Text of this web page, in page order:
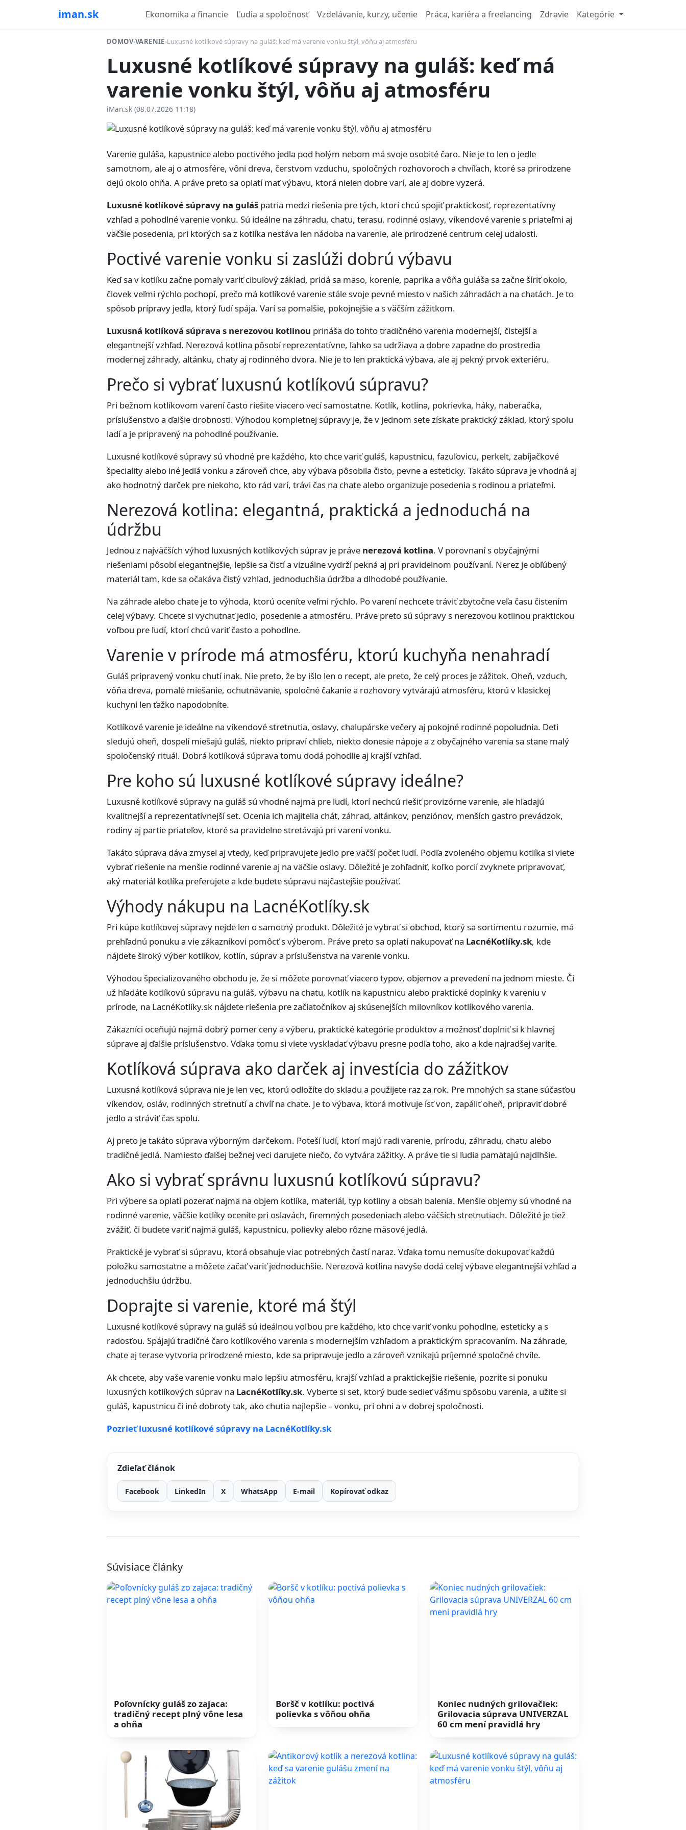
iman.sk Ekonomika a financie Ľudia a spoločnosť Vzdelávanie, kurzy, učenie Práca, kariéra a freelancing Zdravie Kategórie
DOMOV›VARENIE›Luxusné kotlíkové súpravy na guláš: keď má varenie vonku štýl, vôňu aj atmosféru
Luxusné kotlíkové súpravy na guláš: keď má
varenie vonku štýl, vôňu aj atmosféru
iMan.sk (08.07.2026 11:18)
Varenie guláša, kapustnice alebo poctivého jedla pod holým nebom má svoje osobité čaro. Nie je to len o jedle
samotnom, ale aj o atmosfére, vôni dreva, čerstvom vzduchu, spoločných rozhovoroch a chvíľach, ktoré sa prirodzene
dejú okolo ohňa. A práve preto sa oplatí mať výbavu, ktorá nielen dobre varí, ale aj dobre vyzerá.
Luxusné kotlíkové súpravy na guláš patria medzi riešenia pre tých, ktorí chcú spojiť praktickosť, reprezentatívny
vzhľad a pohodlné varenie vonku. Sú ideálne na záhradu, chatu, terasu, rodinné oslavy, víkendové varenie s priateľmi aj
väčšie posedenia, pri ktorých sa z kotlíka nestáva len nádoba na varenie, ale prirodzené centrum celej udalosti.
Poctivé varenie vonku si zaslúži dobrú výbavu
Keď sa v kotlíku začne pomaly variť cibuľový základ, pridá sa mäso, korenie, paprika a vôňa guláša sa začne šíriť okolo,
človek veľmi rýchlo pochopí, prečo má kotlíkové varenie stále svoje pevné miesto v našich záhradách a na chatách. Je to
spôsob prípravy jedla, ktorý ľudí spája. Varí sa pomalšie, pokojnejšie a s väčším zážitkom.
Luxusná kotlíková súprava s nerezovou kotlinou prináša do tohto tradičného varenia modernejší, čistejší a
elegantnejší vzhľad. Nerezová kotlina pôsobí reprezentatívne, ľahko sa udržiava a dobre zapadne do prostredia
modernej záhrady, altánku, chaty aj rodinného dvora. Nie je to len praktická výbava, ale aj pekný prvok exteriéru.
Prečo si vybrať luxusnú kotlíkovú súpravu?
Pri bežnom kotlíkovom varení často riešite viacero vecí samostatne. Kotlík, kotlina, pokrievka, háky, naberačka,
príslušenstvo a ďalšie drobnosti. Výhodou kompletnej súpravy je, že v jednom sete získate praktický základ, ktorý spolu
ladí a je pripravený na pohodlné používanie.
Luxusné kotlíkové súpravy sú vhodné pre každého, kto chce variť guláš, kapustnicu, fazuľovicu, perkelt, zabíjačkové
špeciality alebo iné jedlá vonku a zároveň chce, aby výbava pôsobila čisto, pevne a esteticky. Takáto súprava je vhodná aj
ako hodnotný darček pre niekoho, kto rád varí, trávi čas na chate alebo organizuje posedenia s rodinou a priateľmi.
Nerezová kotlina: elegantná, praktická a jednoduchá na
údržbu
Jednou z najväčších výhod luxusných kotlíkových súprav je práve nerezová kotlina. V porovnaní s obyčajnými
riešeniami pôsobí elegantnejšie, lepšie sa čistí a vizuálne vydrží pekná aj pri pravidelnom používaní. Nerez je obľúbený
materiál tam, kde sa očakáva čistý vzhľad, jednoduchšia údržba a dlhodobé používanie.
Na záhrade alebo chate je to výhoda, ktorú oceníte veľmi rýchlo. Po varení nechcete tráviť zbytočne veľa času čistením
celej výbavy. Chcete si vychutnať jedlo, posedenie a atmosféru. Práve preto sú súpravy s nerezovou kotlinou praktickou
voľbou pre ľudí, ktorí chcú variť často a pohodlne.
Varenie v prírode má atmosféru, ktorú kuchyňa nenahradí
Guláš pripravený vonku chutí inak. Nie preto, že by išlo len o recept, ale preto, že celý proces je zážitok. Oheň, vzduch,
vôňa dreva, pomalé miešanie, ochutnávanie, spoločné čakanie a rozhovory vytvárajú atmosféru, ktorú v klasickej
kuchyni len ťažko napodobníte.
Kotlíkové varenie je ideálne na víkendové stretnutia, oslavy, chalupárske večery aj pokojné rodinné popoludnia. Deti
sledujú oheň, dospelí miešajú guláš, niekto pripraví chlieb, niekto donesie nápoje a z obyčajného varenia sa stane malý
spoločenský rituál. Dobrá kotlíková súprava tomu dodá pohodlie aj krajší vzhľad.
Pre koho sú luxusné kotlíkové súpravy ideálne?
Luxusné kotlíkové súpravy na guláš sú vhodné najmä pre ľudí, ktorí nechcú riešiť provizórne varenie, ale hľadajú
kvalitnejší a reprezentatívnejší set. Ocenia ich majitelia chát, záhrad, altánkov, penziónov, menších gastro prevádzok,
rodiny aj partie priateľov, ktoré sa pravidelne stretávajú pri varení vonku.
Takáto súprava dáva zmysel aj vtedy, keď pripravujete jedlo pre väčší počet ľudí. Podľa zvoleného objemu kotlíka si viete
vybrať riešenie na menšie rodinné varenie aj na väčšie oslavy. Dôležité je zohľadniť, koľko porcií zvyknete pripravovať,
aký materiál kotlíka preferujete a kde budete súpravu najčastejšie používať.
Výhody nákupu na LacnéKotlíky.sk
Pri kúpe kotlíkovej súpravy nejde len o samotný produkt. Dôležité je vybrať si obchod, ktorý sa sortimentu rozumie, má
prehľadnú ponuku a vie zákazníkovi pomôcť s výberom. Práve preto sa oplatí nakupovať na LacnéKotlíky.sk, kde
nájdete široký výber kotlíkov, kotlín, súprav a príslušenstva na varenie vonku.
Výhodou špecializovaného obchodu je, že si môžete porovnať viacero typov, objemov a prevedení na jednom mieste. Či
už hľadáte kotlíkovú súpravu na guláš, výbavu na chatu, kotlík na kapustnicu alebo praktické doplnky k vareniu v
prírode, na LacnéKotlíky.sk nájdete riešenia pre začiatočníkov aj skúsenejších milovníkov kotlíkového varenia.
Zákazníci oceňujú najmä dobrý pomer ceny a výberu, praktické kategórie produktov a možnosť doplniť si k hlavnej
súprave aj ďalšie príslušenstvo. Vďaka tomu si viete vyskladať výbavu presne podľa toho, ako a kde najradšej varíte.
Kotlíková súprava ako darček aj investícia do zážitkov
Luxusná kotlíková súprava nie je len vec, ktorú odložíte do skladu a použijete raz za rok. Pre mnohých sa stane súčasťou
víkendov, osláv, rodinných stretnutí a chvíľ na chate. Je to výbava, ktorá motivuje ísť von, zapáliť oheň, pripraviť dobré
jedlo a stráviť čas spolu.
Aj preto je takáto súprava výborným darčekom. Poteší ľudí, ktorí majú radi varenie, prírodu, záhradu, chatu alebo
tradičné jedlá. Namiesto ďalšej bežnej veci darujete niečo, čo vytvára zážitky. A práve tie si ľudia pamätajú najdlhšie.
Ako si vybrať správnu luxusnú kotlíkovú súpravu?
Pri výbere sa oplatí pozerať najmä na objem kotlíka, materiál, typ kotliny a obsah balenia. Menšie objemy sú vhodné na
rodinné varenie, väčšie kotlíky oceníte pri oslavách, firemných posedeniach alebo väčších stretnutiach. Dôležité je tiež
zvážiť, či budete variť najmä guláš, kapustnicu, polievky alebo rôzne mäsové jedlá.
Praktické je vybrať si súpravu, ktorá obsahuje viac potrebných častí naraz. Vďaka tomu nemusíte dokupovať každú
položku samostatne a môžete začať variť jednoduchšie. Nerezová kotlina navyše dodá celej výbave elegantnejší vzhľad a
jednoduchšiu údržbu.
Doprajte si varenie, ktoré má štýl
Luxusné kotlíkové súpravy na guláš sú ideálnou voľbou pre každého, kto chce variť vonku pohodlne, esteticky a s
radosťou. Spájajú tradičné čaro kotlíkového varenia s modernejším vzhľadom a praktickým spracovaním. Na záhrade,
chate aj terase vytvoria prirodzené miesto, kde sa pripravuje jedlo a zároveň vznikajú príjemné spoločné chvíle.
Ak chcete, aby vaše varenie vonku malo lepšiu atmosféru, krajší vzhľad a praktickejšie riešenie, pozrite si ponuku
luxusných kotlíkových súprav na LacnéKotlíky.sk. Vyberte si set, ktorý bude sedieť vášmu spôsobu varenia, a užite si
guláš, kapustnicu či iné dobroty tak, ako chutia najlepšie – vonku, pri ohni a v dobrej spoločnosti.
Pozrieť luxusné kotlíkové súpravy na LacnéKotlíky.sk
Zdieľať článok
Facebook LinkedIn X WhatsApp E-mail Kopírovať odkaz
Súvisiace články
Poľovnícky guláš zo zajaca:
tradičný recept plný vône lesa
a ohňa
Boršč v kotlíku: poctivá
polievka s vôňou ohňa
Koniec nudných grilovačiek:
Grilovacia súprava UNIVERZAL
60 cm mení pravidlá hry